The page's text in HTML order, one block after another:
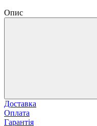
Опис
Доставка
Оплата
Гарантія